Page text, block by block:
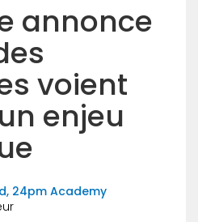
annonce
voient
enjeu
24pm Academy